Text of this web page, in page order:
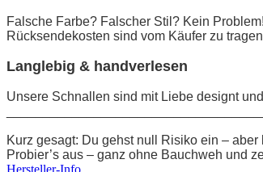
Falsche Farbe? Falscher Stil? Kein
Rücksendekosten sind vom Käufer zu
Langlebig & handverlesen
Unsere Schnallen sind mit Liebe designt
Kurz gesagt: Du gehst null Risiko ein –
Probier’s aus – ganz ohne Bauchweh und
Hersteller-Info